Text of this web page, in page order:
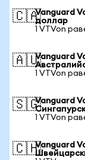
🇨🇦Vanguard
доллар
1 VTVon
🇦🇺Vanguard
1 VTVon
🇸🇬Vanguard
1 VTVon
🇨🇭Vanguard